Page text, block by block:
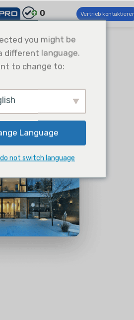
0 Vertrieb
you might be
different language.
to change to:
Language
not switch language